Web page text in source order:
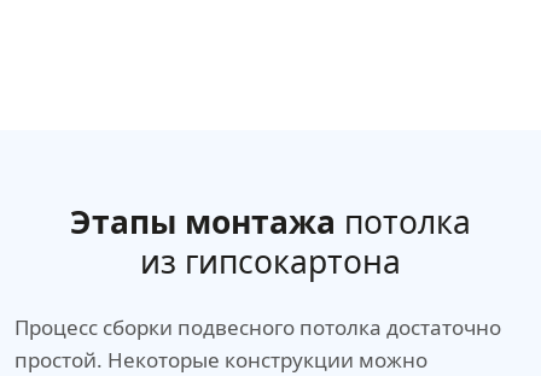
Этапы монтажа потолка
из гипсокартона
Процесс сборки подвесного потолка достаточно
простой. Некоторые конструкции можно